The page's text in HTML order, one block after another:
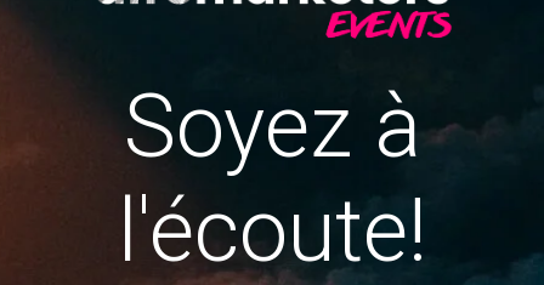
Soyez à
l'écoute!